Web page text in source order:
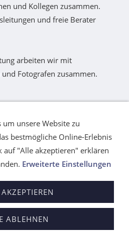
und Kollegen zusammen.
und freie Berater
arbeiten wir mit
Fotografen zusammen.
Kunden. Für Fragen stehen
.
auf dieStartseite
Kundenlogin
Impressum
Datenschutz
unsere Website zu
bestmögliche Online-Erlebnis
auf "Alle akzeptieren" erklären
Erweiterte Einstellungen
ABLEHNEN